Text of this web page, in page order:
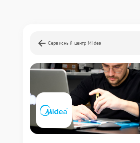
Сервисный центр Midea